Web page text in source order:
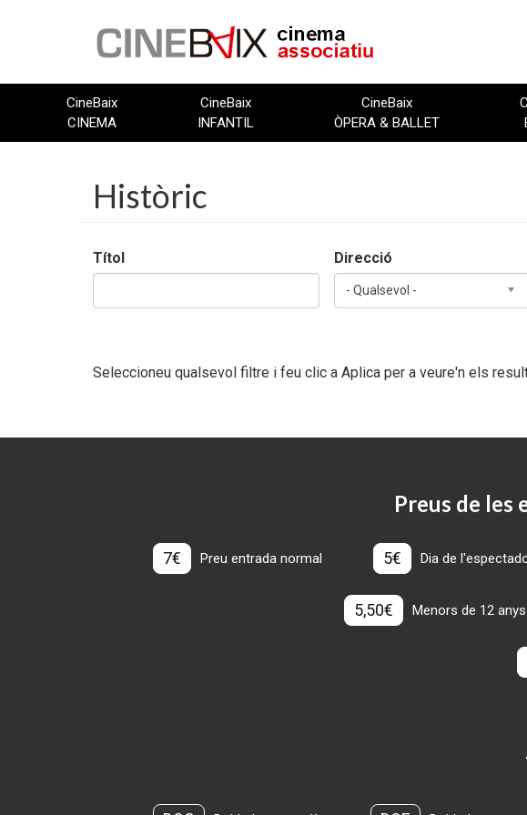
CineBaix
CINEMA
CineBaix
INFANTIL
CineBaix
ÒPERA & BALLET
Històric
Títol Direcció
- Qualsevol -
Seleccioneu qualsevol filtre i feu clic a Aplica per a veure'n els
Preus de les
7€ Preu entrada normal 5€ Dia de
5,50€ Menors de 12 anys